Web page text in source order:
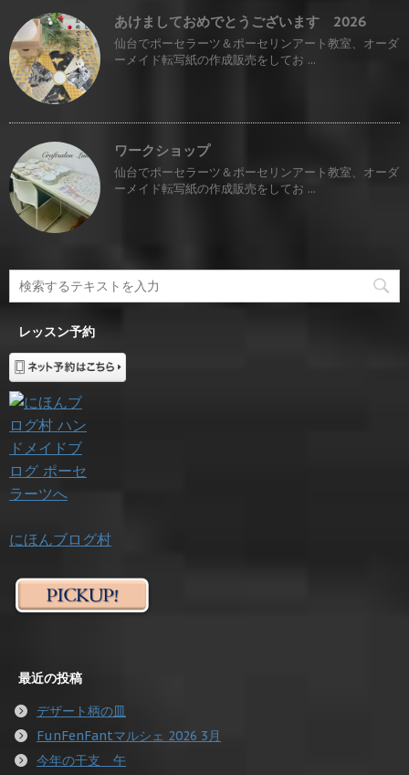
あけましておめでとうございます 2026
仙台でポーセラーツ＆ポーセリンアート教室、オーダ
ーメイド転写紙の作成販売をしてお ...
ワークショップ
仙台でポーセラーツ＆ポーセリンアート教室、オーダ
ーメイド転写紙の作成販売をしてお ...
レッスン予約
にほんブログ村
最近の投稿
デザート柄の皿
FunFenFantマルシェ 2026 3月
今年の干支 午